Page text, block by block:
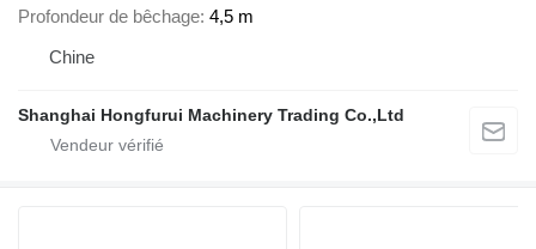
Profondeur de bêchage 4,5 m
Chine
Shanghai Hongfurui Machinery Trading Co.,Ltd